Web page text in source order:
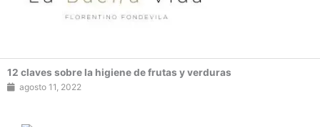
12 claves sobre la higiene de frutas y verduras
agosto 11, 2022